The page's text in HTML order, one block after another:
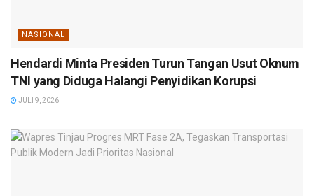
NASIONAL
Hendardi Minta Presiden Turun Tangan Usut Oknum
TNI yang Diduga Halangi Penyidikan Korupsi
JULI 9, 2026